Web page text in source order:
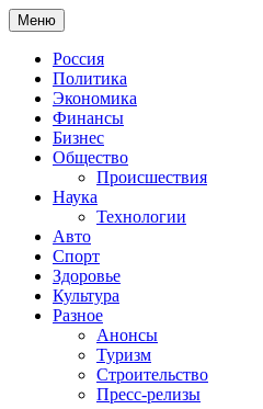
Меню
Россия
Политика
Экономика
Финансы
Бизнес
Общество
Происшествия
Наука
Технологии
Авто
Спорт
Здоровье
Культура
Разное
Анонсы
Туризм
Строительство
Пресс-релизы